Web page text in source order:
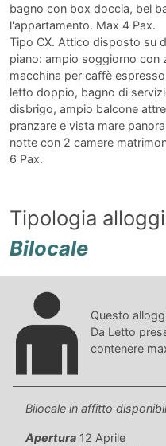
bagno con box doccia, bel
l'appartamento. Max 4 Pax.
Tipo CX. Attico disposto su
piano: ampio soggiorno con
macchina per caffè
letto doppio, bagno di
disbrigo, ampio balcone
pranzare e vista mare
notte con 2 camere
6 Pax.
Tipologia
Bilocale
Questo
Da Letto
contenere
Bilocale in affitto
Apertura 12 Aprile